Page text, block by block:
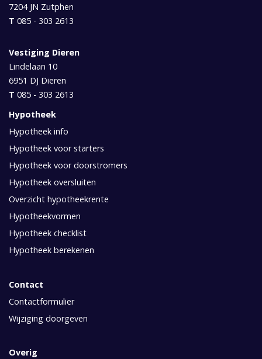
7204 JN Zutphen
T 085 - 303 2613
Vestiging Dieren
Lindelaan 10
6951 DJ Dieren
T 085 - 303 2613
Hypotheek
Hypotheek info
Hypotheek voor starters
Hypotheek voor doorstromers
Hypotheek oversluiten
Overzicht hypotheekrente
Hypotheekvormen
Hypotheek checklist
Hypotheek berekenen
Contact
Contactformulier
Wijziging doorgeven
Overig